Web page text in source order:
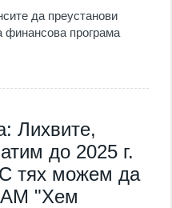
да преустанови
финансова програма
Лихвите,
до 2025 г.
тях можем да
АМ "Хем